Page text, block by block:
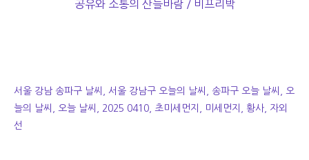
공유와 소통의 산들바람 / 비프리박
서울 강남 송파구 날씨, 서울 강남구 오늘의 날씨, 송파구 오늘 날씨, 오
늘의 날씨, 오늘 날씨, 2025 0410, 초미세먼지, 미세먼지, 황사, 자외
선